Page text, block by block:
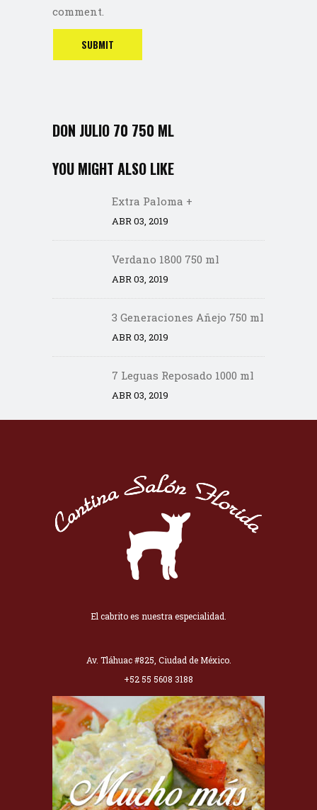
comment.
DON JULIO 70 750 ML
YOU MIGHT ALSO LIKE
Extra Paloma +
ABR 03, 2019
Verdano 1800 750 ml
ABR 03, 2019
3 Generaciones Añejo 750 ml
ABR 03, 2019
7 Leguas Reposado 1000 ml
ABR 03, 2019
El cabrito es nuestra especialidad.
Av. Tláhuac #825, Ciudad de México.
+52 55 5608 3188